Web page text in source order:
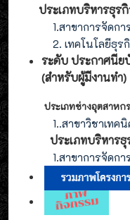
ประเภทบริหารธุร
1.สาขาการจัดก
2. เทคโนโลยีธุร
ระดับ ประกาศนีย
(สำหรับผู้มีงานทำ)
ประเภทช่างอุตสาหก
1..สาขาวิชาเทค
ประเภทบริหารธุ
1.สาขาการจัดกา